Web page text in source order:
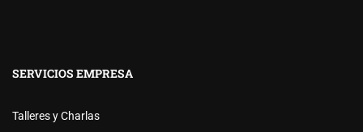
SERVICIOS EMPRESA
Talleres y Charlas